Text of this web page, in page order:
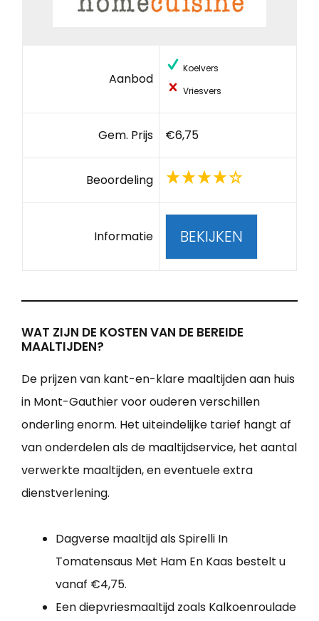
Aanbod
Koelvers
Vriesvers
Gem. Prijs €6,75
Beoordeling
Informatie BEKIJKEN
WAT ZIJN DE KOSTEN VAN DE BEREIDE
MAALTIJDEN?
De prijzen van kant-en-klare maaltijden aan huis
in Mont-Gauthier voor ouderen verschillen
onderling enorm. Het uiteindelijke tarief hangt af
van onderdelen als de maaltijdservice, het aantal
verwerkte maaltijden, en eventuele extra
dienstverlening.
Dagverse maaltijd als Spirelli In
Tomatensaus Met Ham En Kaas bestelt u
vanaf €4,75.
Een diepvriesmaaltijd zoals Kalkoenroulade